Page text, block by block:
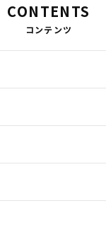
CONTENTS
コンテンツ